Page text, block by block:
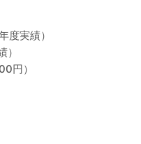
実績）
円）